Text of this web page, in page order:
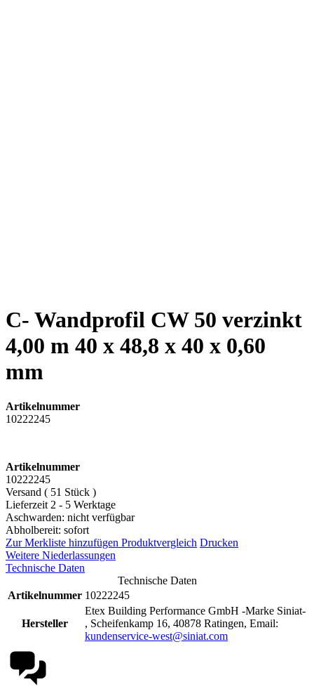
C- Wandprofil CW 50 verzinkt
4,00 m 40 x 48,8 x 40 x 0,60
mm
Artikelnummer
10222245
Artikelnummer
10222245
Versand ( 51 Stück )
Lieferzeit 2 - 5 Werktage
Aschwarden: nicht verfügbar
Abholbereit: sofort
Zur Merkliste hinzufügen Produktvergleich Drucken
Weitere Niederlassungen
Technische Daten
Technische Daten
Artikelnummer 10222245
Hersteller
Etex Building Performance GmbH -Marke Siniat-
, Scheifenkamp 16, 40878 Ratingen, Email:
kundenservice-west@siniat.com